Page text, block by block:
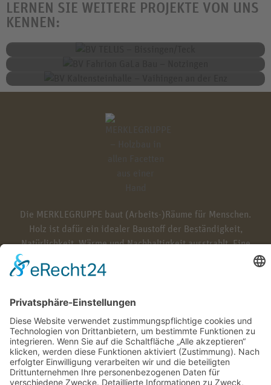
LERNEN SIE WEITERE PROJEKTE VON UNS
KENNEN:
Die MERKLEGRUPPE baut (Arbeits-)Räume für Menschen.
Holz ist dafür ein idealer Baustoff der Beständigkeit,
Natürlichkeit, Wärme und Nachhaltigkeit ausstrahlt. Eine
optimale Basis, um positive Entfaltung und Atmosphäre zu
ermöglichen, sich bestmöglich zu präsentieren und kreativ
LEISTUNGEN RECHTLICHES